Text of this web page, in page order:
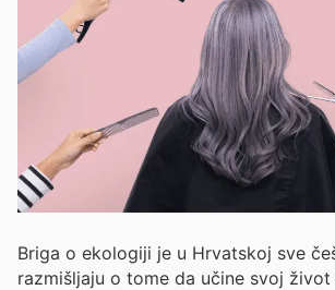
Briga o ekologiji je u Hrvatskoj sve
razmišljaju o tome da učine svoj život